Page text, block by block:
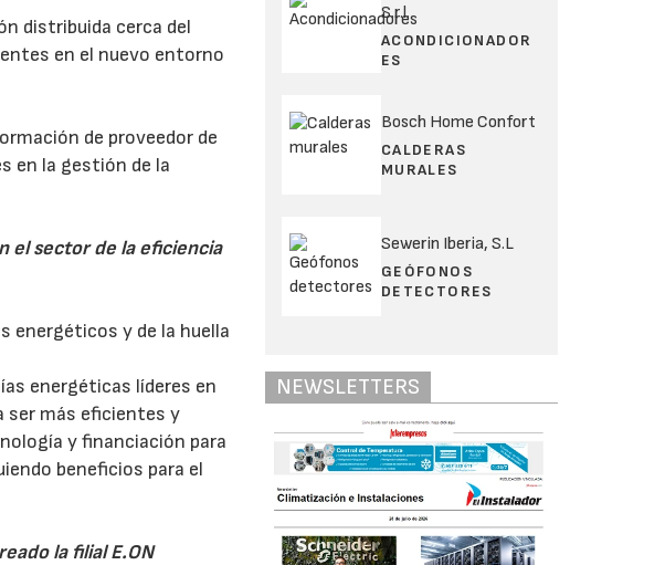
distribuida cerca del
en el nuevo entorno
de proveedor de
en la gestión de la
el sector de la eficiencia
energéticos y de la huella
energéticas líderes en
ser más eficientes y
y financiación para
beneficios para el
la filial E.ON
S.r.l.
ACONDICIONADOR
ES
Bosch Home Confort
CALDERAS
MURALES
Sewerin Iberia, S.L
GEÓFONOS
DETECTORES
NEWSLETTERS